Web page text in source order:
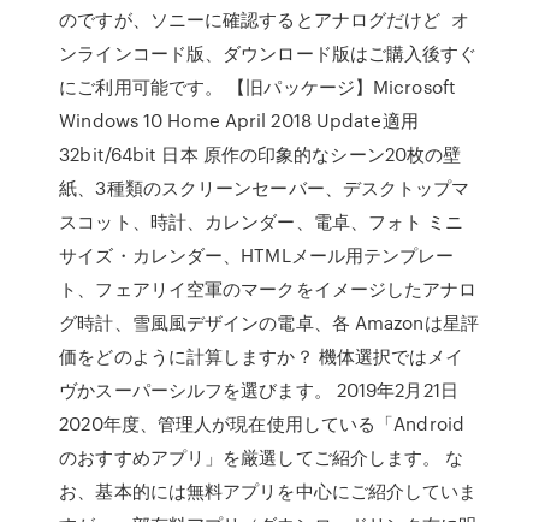
のですが、ソニーに確認するとアナログだけど オ
ンラインコード版、ダウンロード版はご購入後すぐ
にご利用可能です。 【旧パッケージ】Microsoft
Windows 10 Home April 2018 Update適用
32bit/64bit 日本 原作の印象的なシーン20枚の壁
紙、3種類のスクリーンセーバー、デスクトップマ
スコット、時計、カレンダー、電卓、フォト ミニ
サイズ・カレンダー、HTMLメール用テンプレー
ト、フェアリイ空軍のマークをイメージしたアナロ
グ時計、雪風風デザインの電卓、各 Amazonは星評
価をどのように計算しますか？ 機体選択ではメイ
ヴかスーパーシルフを選びます。 2019年2月21日
2020年度、管理人が現在使用している「Android
のおすすめアプリ」を厳選してご紹介します。 な
お、基本的には無料アプリを中心にご紹介していま